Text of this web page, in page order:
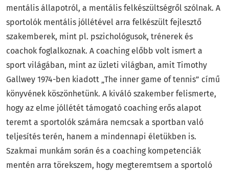
mentális állapotról, a mentális felkészültségről szólnak. A
sportolók mentális jóllétével arra felkészült fejlesztő
szakemberek, mint pl. pszichológusok, trénerek és
coachok foglalkoznak. A coaching előbb volt ismert a
sport világában, mint az üzleti világban, amit Timothy
Gallwey 1974-ben kiadott „The inner game of tennis” című
könyvének köszönhetünk. A kiváló szakember felismerte,
hogy az elme jóllétét támogató coaching erős alapot
teremt a sportolók számára nemcsak a sportban való
teljesítés terén, hanem a mindennapi életükben is.
Szakmai munkám során és a coaching kompetenciák
mentén arra törekszem, hogy megteremtsem a sportoló